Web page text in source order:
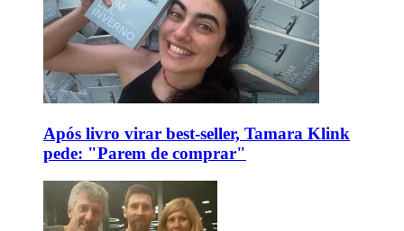
Após livro virar best-seller, Tamara Klink
pede: "Parem de comprar"